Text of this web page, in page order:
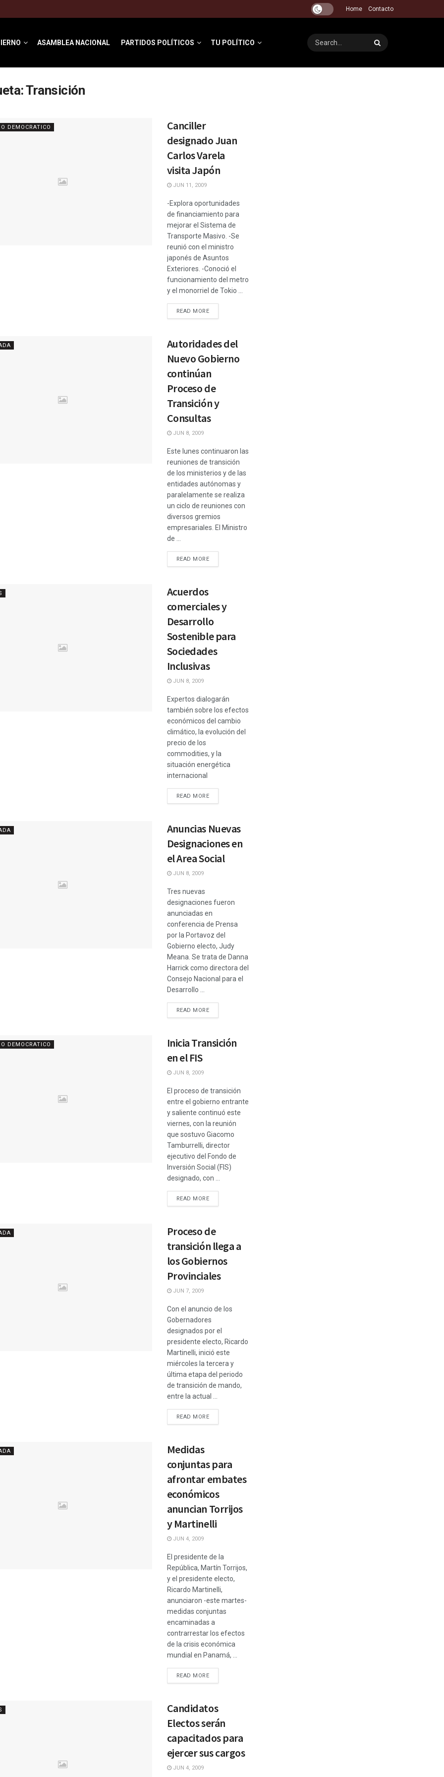
Home Contacto
ASAMBLEA NACIONAL PARTIDOS POLÍTICOS TU POLÍTICO
Transición
DEMOCRATICO
Canciller
designado Juan
Carlos Varela
visita Japón
JUN 11, 2009
-Explora oportunidades
de financiamiento para
mejorar el Sistema de
Transporte Masivo. -Se
reunió con el ministro
japonés de Asuntos
Exteriores. -Conoció el
funcionamiento del metro
y el monorriel de Tokio ...
READ MORE
Autoridades del
Nuevo Gobierno
continúan
Proceso de
Transición y
Consultas
JUN 8, 2009
Este lunes continuaron las
reuniones de transición
de los ministerios y de las
entidades autónomas y
paralelamente se realiza
un ciclo de reuniones con
diversos gremios
empresariales. El Ministro
de ...
READ MORE
Acuerdos
comerciales y
Desarrollo
Sostenible para
Sociedades
Inclusivas
JUN 8, 2009
Expertos dialogarán
también sobre los efectos
económicos del cambio
climático, la evolución del
precio de los
commodities, y la
situación energética
internacional
READ MORE
Anuncias Nuevas
Designaciones en
el Area Social
JUN 8, 2009
Tres nuevas
designaciones fueron
anunciadas en
conferencia de Prensa
por la Portavoz del
Gobierno electo, Judy
Meana. Se trata de Danna
Harrick como directora del
Consejo Nacional para el
Desarrollo ...
READ MORE
DEMOCRATICO
Inicia Transición
en el FIS
JUN 8, 2009
El proceso de transición
entre el gobierno entrante
y saliente continuó este
viernes, con la reunión
que sostuvo Giacomo
Tamburrelli, director
ejecutivo del Fondo de
Inversión Social (FIS)
designado, con ...
READ MORE
Proceso de
transición llega a
los Gobiernos
Provinciales
JUN 7, 2009
Con el anuncio de los
Gobernadores
designados por el
presidente electo, Ricardo
Martinelli, inició este
miércoles la tercera y
última etapa del periodo
de transición de mando,
entre la actual ...
READ MORE
Medidas
conjuntas para
afrontar embates
económicos
anuncian Torrijos
y Martinelli
JUN 4, 2009
El presidente de la
República, Martín Torrijos,
y el presidente electo,
Ricardo Martinelli,
anunciaron -este martes-
medidas conjuntas
encaminadas a
contrarrestar los efectos
de la crisis económica
mundial en Panamá, ...
READ MORE
Candidatos
Electos serán
capacitados para
ejercer sus cargos
JUN 4, 2009